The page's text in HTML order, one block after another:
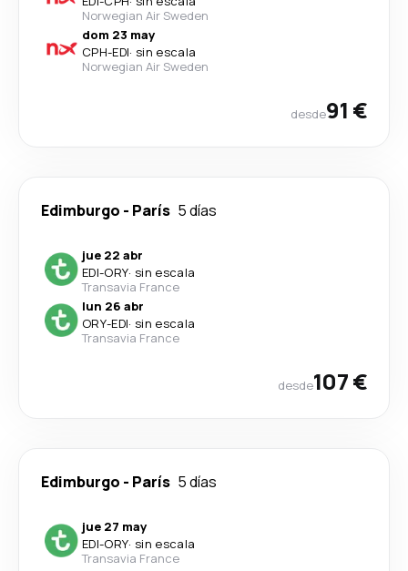
Norwegian Air Sweden
dom 23 may
CPH-EDI· sin escala
Norwegian Air Sweden
desde91 €
Edimburgo - París 5 días
jue 22 abr
EDI-ORY· sin escala
Transavia France
lun 26 abr
ORY-EDI· sin escala
Transavia France
desde107 €
Edimburgo - París 5 días
jue 27 may
EDI-ORY· sin escala
Transavia France